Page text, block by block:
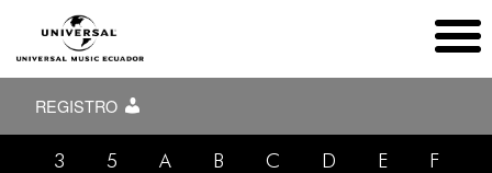
REGISTRO
3 5 A B C D E
F